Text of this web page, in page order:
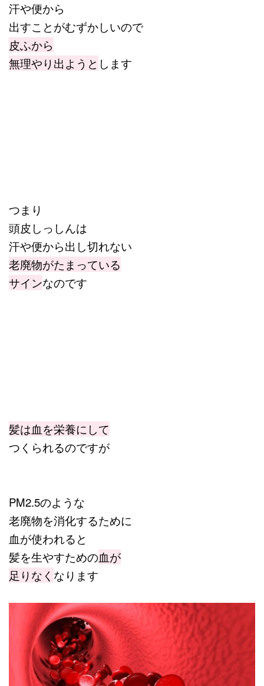
汗や便から
出すことがむずかしいので
皮ふから
無理やり出ようと します
つまり
頭皮しっしんは
汗や便から出し切れない
老廃物がたまっている
サインなのです
髪は血を栄養にして
つくられるのですが
PM2.5のような
老廃物を消化するために
血が使われると
髪を生やすための血が
足りなく なります